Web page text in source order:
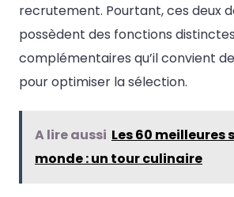
recrutement. Pourtant, ces deux
possèdent des fonctions
complémentaires qu’il convient
pour optimiser la sélection.
A lire aussi Les 60 meilleures
monde : un tour culinaire